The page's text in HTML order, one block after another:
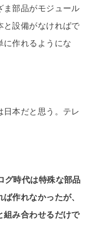
ま部品がモジュール
と設備がなければで
に作れるようにな
日本だと思う。テレ
グ時代は特殊な部品
作れなかったが、
組み合わせるだけで